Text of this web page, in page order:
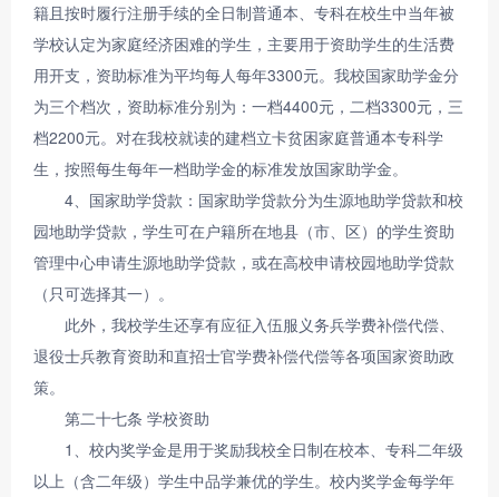
籍且按时履行注册手续的全日制普通本、专科在校生中当年被
学校认定为家庭经济困难的学生，主要用于资助学生的生活费
用开支，资助标准为平均每人每年3300元。我校国家助学金分
为三个档次，资助标准分别为：一档4400元，二档3300元，三
档2200元。对在我校就读的建档立卡贫困家庭普通本专科学
生，按照每生每年一档助学金的标准发放国家助学金。
4、国家助学贷款：国家助学贷款分为生源地助学贷款和校
园地助学贷款，学生可在户籍所在地县（市、区）的学生资助
管理中心申请生源地助学贷款，或在高校申请校园地助学贷款
（只可选择其一）。
此外，我校学生还享有应征入伍服义务兵学费补偿代偿、
退役士兵教育资助和直招士官学费补偿代偿等各项国家资助政
策。
第二十七条 学校资助
1、校内奖学金是用于奖励我校全日制在校本、专科二年级
以上（含二年级）学生中品学兼优的学生。校内奖学金每学年